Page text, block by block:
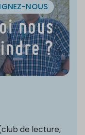
NOUS
nous
?
de lecture,